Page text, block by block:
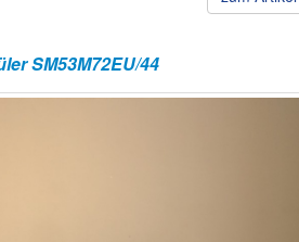
SM53M72EU/44